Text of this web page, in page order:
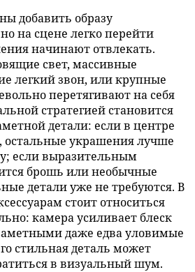
добавить образу
на сцене легко перейти
начинают отвлекать.
свет, массивные
легкий звон, или крупные
перетягивают на себя
стратегией становится
детали: если в центре
остальные украшения лучше
если выразительным
брошь или необычные
детали уже не требуются. В
стоит относиться
камера усиливает блеск
даже едва уловимые
стильная деталь может
в визуальный шум.